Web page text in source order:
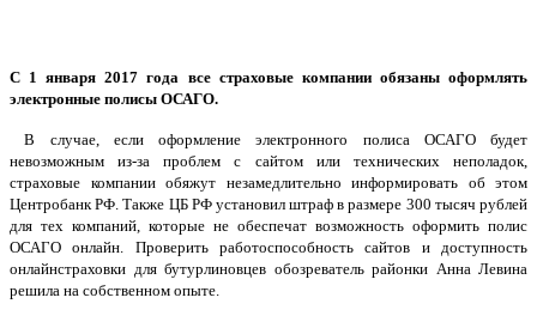
С 1 января 2017 года все страховые компании обязаны оформлять
электронные полисы ОСАГО.
В случае, если оформление электронного полиса ОСАГО будет
невозможным из-за проблем с сайтом или технических неполадок,
страховые компании обяжут незамедлительно информировать об этом
Центробанк РФ. Также ЦБ РФ установил штраф в размере 300 тысяч рублей
для тех компаний, которые не обеспечат возможность оформить полис
ОСАГО онлайн. Проверить работоспособность сайтов и доступность
онлайнстраховки для бутурлиновцев обозреватель районки Анна Левина
решила на собственном опыте.